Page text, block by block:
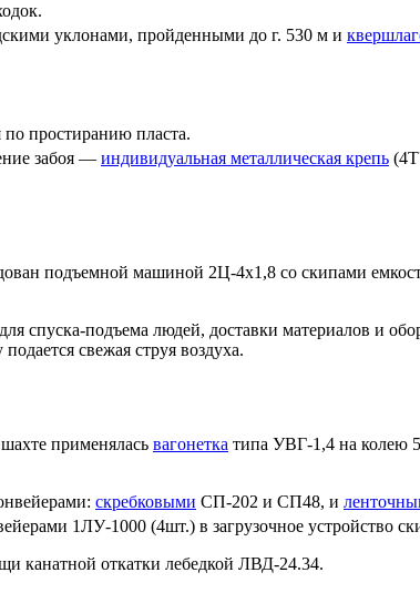
уклонами, пройденными до г. 530 м и
по простиранию пласта.
забоя — индивидуальная металлическая крепь
подъемной машиной 2Ц-4х1,8 со скипами
спуска-подъема людей, доставки материалов
свежая струя воздуха.
применялась вагонетка типа УВГ-1,4 на колею
скребковыми СП-202 и СП48, и
1ЛУ-1000 (4шт.) в загрузочное устройство
канатной откатки лебедкой ЛВД-24.34.